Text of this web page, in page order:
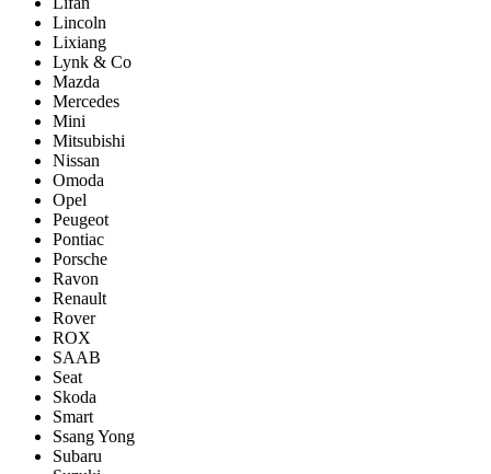
Lincoln
Lixiang
Lynk & Co
Mazda
Mercedes
Mini
Mitsubishi
Nissan
Omoda
Opel
Peugeot
Pontiac
Porsсhe
Ravon
Renault
Rover
ROX
SAAB
Seat
Skoda
Smart
Ssang Yong
Subaru